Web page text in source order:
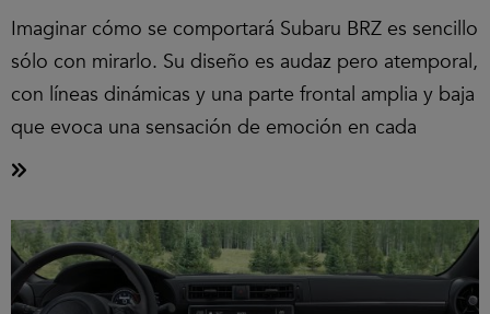
Imaginar cómo se comportará Subaru BRZ es sencillo
sólo con mirarlo. Su diseño es audaz pero atemporal,
con líneas dinámicas y una parte frontal amplia y baja
que evoca una sensación de emoción en cada